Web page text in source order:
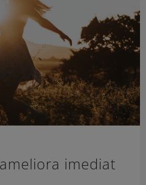
imediat